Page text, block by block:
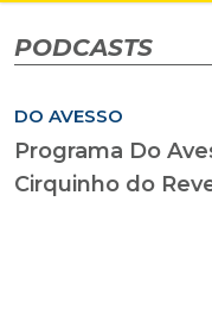
PODCASTS
DO AVESSO
Programa Do
Cirquinho do